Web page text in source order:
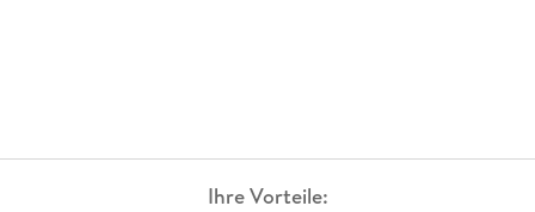
Ihre Vorteile: